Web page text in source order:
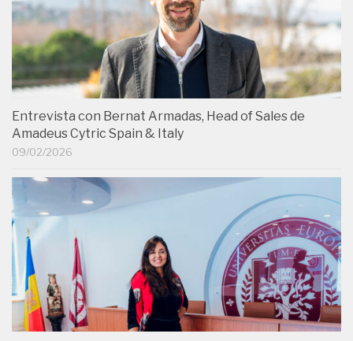
Entrevista con Bernat Armadas, Head of Sales de
Amadeus Cytric Spain & Italy
09/02/2026